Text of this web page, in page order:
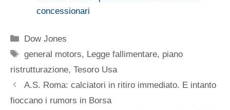
concessionari
Categorie
Dow Jones
Tag
general motors, Legge fallimentare, piano
ristrutturazione, Tesoro Usa
A.S. Roma: calciatori in ritiro immediato. E intanto
fioccano i rumors in Borsa